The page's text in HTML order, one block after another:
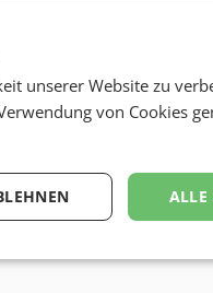
unserer Website zu
von Cookies
ALLE